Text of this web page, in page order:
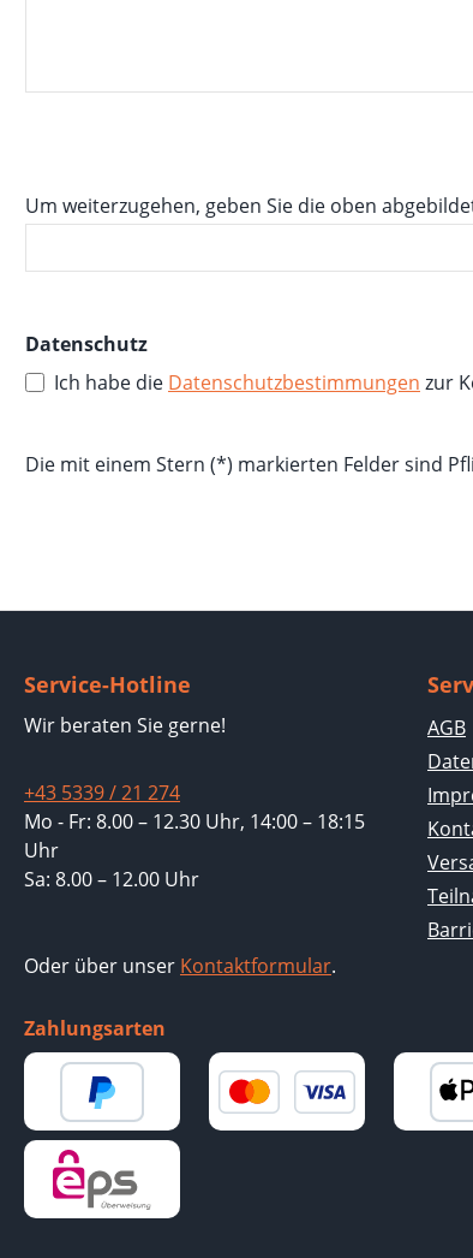
Um weiterzugehen, geben Sie die oben
Datenschutz
Ich habe die Datenschutzbestimmungen zur
Die mit einem Stern (*) markierten Felder sind
Service-Hotline
Wir beraten Sie gerne!
+43 5339 / 21 274
Mo - Fr: 8.00 – 12.30 Uhr, 14:00 – 18:15
Uhr
Sa: 8.00 – 12.00 Uhr
Oder über unser Kontaktformular.
AGB
Zahlungsarten